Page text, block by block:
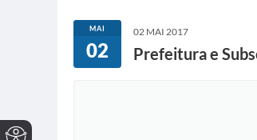
MAI
02
02 MAI 2017
Prefeitura e